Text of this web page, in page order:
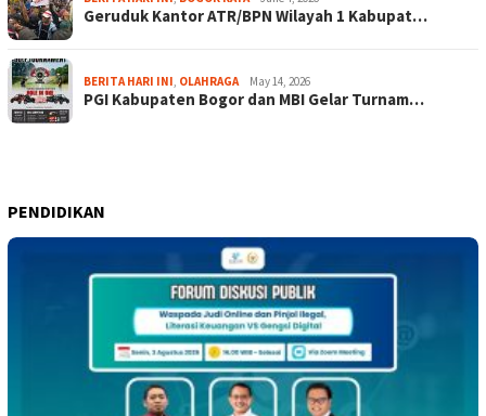
Geruduk Kantor ATR/BPN Wilayah 1 Kabupat…
BERITA HARI INI, OLAHRAGA May 14, 2026
PGI Kabupaten Bogor dan MBI Gelar Turnam…
PENDIDIKAN